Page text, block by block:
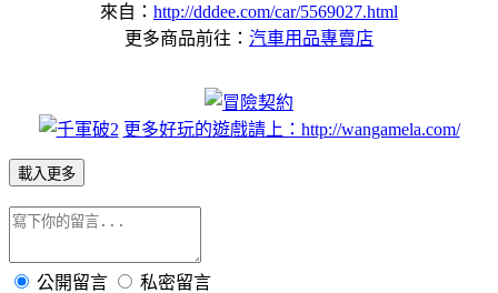
來自： http://dddee.com/car/5569027.html
更多商品前往： 汽車用品專賣店
更多好玩的遊戲請上：http://wangamela.com/
載入更多
公開留言 私密留言